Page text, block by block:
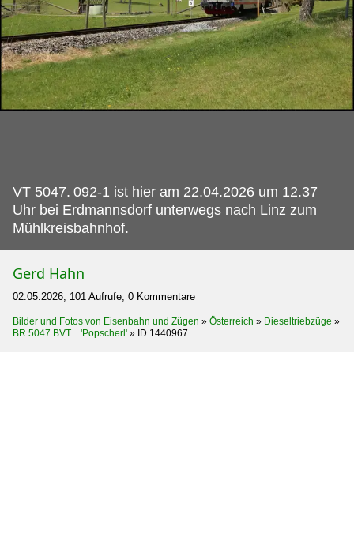
VT 5047. 092-1 ist hier am 22.04.2026 um 12.37
Uhr bei Erdmannsdorf unterwegs nach Linz zum
Mühlkreisbahnhof.
Gerd Hahn
02.05.2026, 101 Aufrufe, 0 Kommentare
Bilder und Fotos von Eisenbahn und Zügen » Österreich » Dieseltriebzüge »
BR 5047 BVT 'Popscherl' » ID 1440967